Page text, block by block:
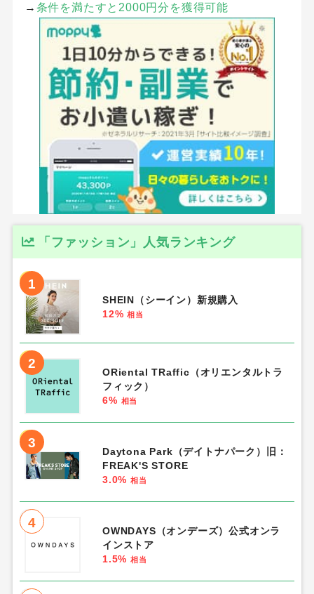
→ 条件を満たすと2000円分を獲得可能
「ファッション」人気ランキング
1
SHEIN（シーイン）新規購入
12% 相当
2
ORiental TRaffic（オリエンタルトラ
フィック）
6% 相当
3
Daytona Park（デイトナパーク）旧：
FREAK'S STORE
3.0% 相当
4
OWNDAYS（オンデーズ）公式オンラ
インストア
1.5% 相当